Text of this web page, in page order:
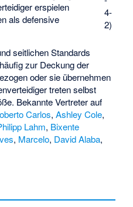
4-
2)
erspielen
als defensive
seitlichen Standards
zur Deckung der
oder sie übernehmen
treten selbst
Bekannte Vertreter auf
Carlos,Ashley Cole,
Lahm, Bixente
, Marcelo, David Alaba,